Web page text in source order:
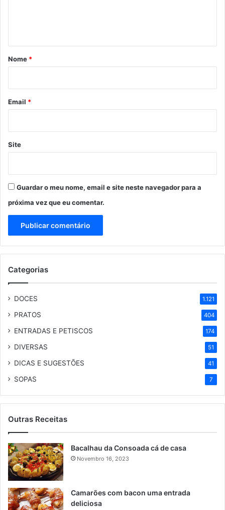
r
*
Nome *
Email *
Site
Guardar o meu nome, email e site neste navegador para a
próxima vez que eu comentar.
Categorias
DOCES 1.121
PRATOS 404
ENTRADAS E PETISCOS 174
DIVERSAS 51
DICAS E SUGESTÕES 41
SOPAS 7
Outras Receitas
Bacalhau da Consoada cá de casa
Novembro 16, 2023
Camarões com bacon uma entrada
deliciosa